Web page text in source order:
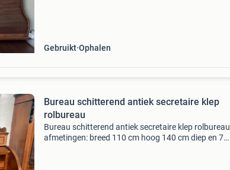
Gebruikt Ophalen
Bureau schitterend antiek secretaire klep
rolbureau
Bureau schitterend antiek secretaire klep rolbureau
afmetingen: breed 110 cm hoog 140 cm diep en 77